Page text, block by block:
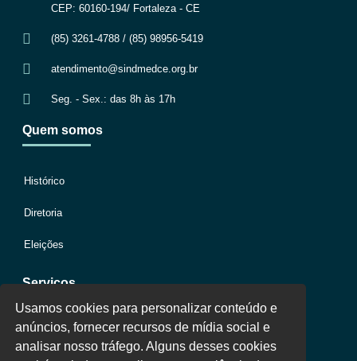
CEP: 60160-194/ Fortaleza - CE
(85) 3261-4788 / (85) 98956-5419
atendimento@sindmedce.org.br
Seg. - Sex.: das 8h às 17h
Quem somos
Histórico
Diretoria
Eleições
Serviços
Jurídico
Usamos cookies para personalizar conteúdo e
anúncios, fornecer recursos de mídia social e
analisar nosso tráfego. Alguns desses cookies